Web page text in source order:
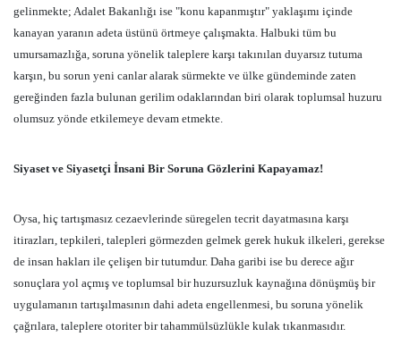
gelinmekte; Adalet Bakanlığı ise "konu kapanmıştır" yaklaşımı içinde
kanayan yaranın adeta üstünü örtmeye çalışmakta. Halbuki tüm bu
umursamazlığa, soruna yönelik taleplere karşı takınılan duyarsız tutuma
karşın, bu sorun yeni canlar alarak sürmekte ve ülke gündeminde zaten
gereğinden fazla bulunan gerilim odaklarından biri olarak toplumsal huzuru
olumsuz yönde etkilemeye devam etmekte.
Siyaset ve Siyasetçi İnsani Bir Soruna Gözlerini Kapayamaz!
Oysa, hiç tartışmasız cezaevlerinde süregelen tecrit dayatmasına karşı
itirazları, tepkileri, talepleri görmezden gelmek gerek hukuk ilkeleri, gerekse
de insan hakları ile çelişen bir tutumdur. Daha garibi ise bu derece ağır
sonuçlara yol açmış ve toplumsal bir huzursuzluk kaynağına dönüşmüş bir
uygulamanın tartışılmasının dahi adeta engellenmesi, bu soruna yönelik
çağrılara, taleplere otoriter bir tahammülsüzlükle kulak tıkanmasıdır.